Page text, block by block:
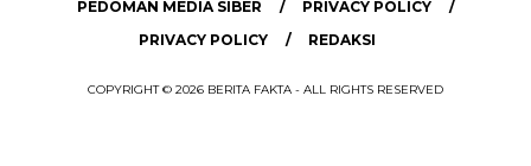
PEDOMAN MEDIA SIBER
PRIVACY POLICY
PRIVACY POLICY
REDAKSI
COPYRIGHT © 2026 BERITA FAKTA - ALL RIGHTS RESERVED